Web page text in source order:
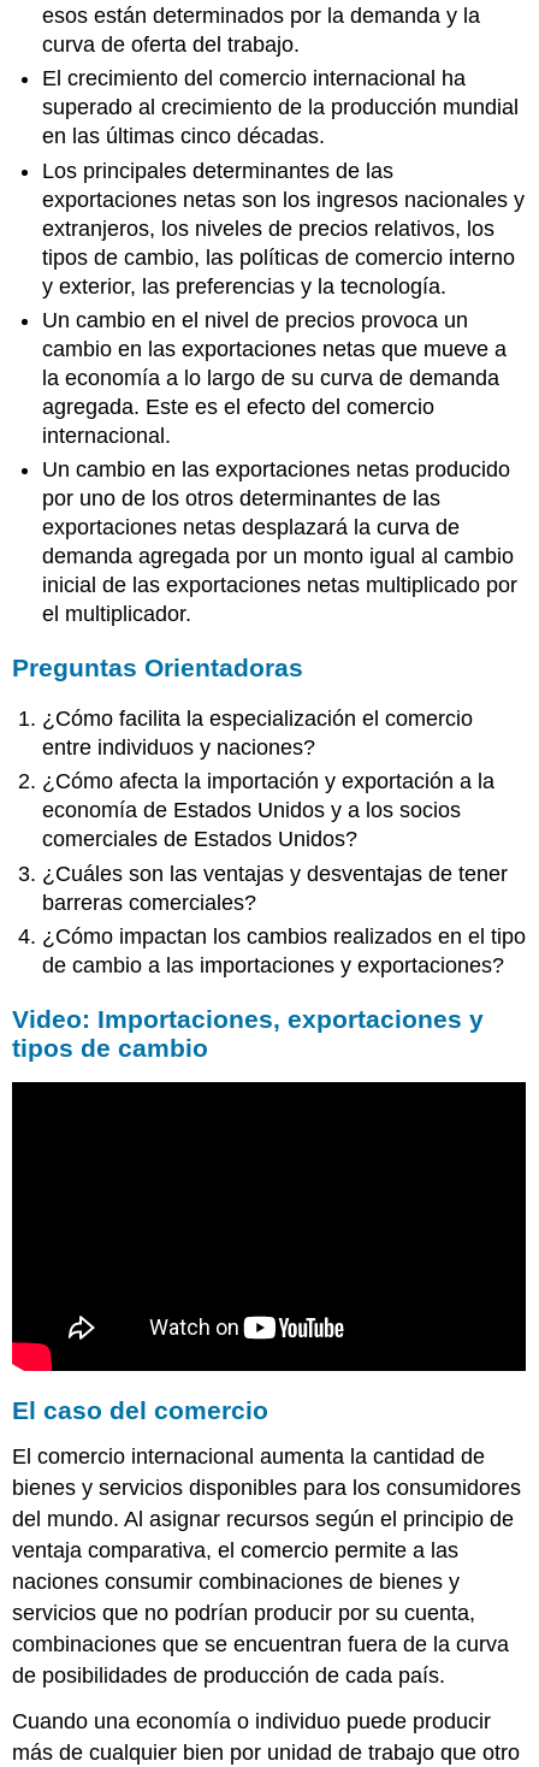
esos están determinados por la demanda y la
curva de oferta del trabajo.
El crecimiento del comercio internacional ha
superado al crecimiento de la producción mundial
en las últimas cinco décadas.
Los principales determinantes de las
exportaciones netas son los ingresos nacionales y
extranjeros, los niveles de precios relativos, los
tipos de cambio, las políticas de comercio interno
y exterior, las preferencias y la tecnología.
Un cambio en el nivel de precios provoca un
cambio en las exportaciones netas que mueve a
la economía a lo largo de su curva de demanda
agregada. Este es el efecto del comercio
internacional.
Un cambio en las exportaciones netas producido
por uno de los otros determinantes de las
exportaciones netas desplazará la curva de
demanda agregada por un monto igual al cambio
inicial de las exportaciones netas multiplicado por
el multiplicador.
Preguntas Orientadoras
¿Cómo facilita la especialización el comercio
entre individuos y naciones?
¿Cómo afecta la importación y exportación a la
economía de Estados Unidos y a los socios
comerciales de Estados Unidos?
¿Cuáles son las ventajas y desventajas de tener
barreras comerciales?
¿Cómo impactan los cambios realizados en el tipo
de cambio a las importaciones y exportaciones?
Video: Importaciones, exportaciones y
tipos de cambio
El caso del comercio
El comercio internacional aumenta la cantidad de
bienes y servicios disponibles para los consumidores
del mundo. Al asignar recursos según el principio de
ventaja comparativa, el comercio permite a las
naciones consumir combinaciones de bienes y
servicios que no podrían producir por su cuenta,
combinaciones que se encuentran fuera de la curva
de posibilidades de producción de cada país.
Cuando una economía o individuo puede producir
más de cualquier bien por unidad de trabajo que otro